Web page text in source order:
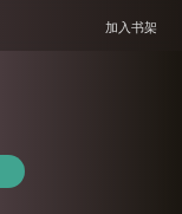
加入书架